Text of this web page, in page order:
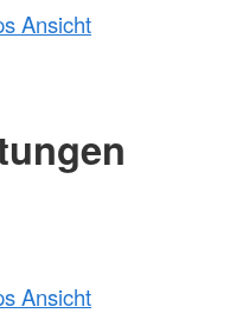
Ansicht
Ansicht